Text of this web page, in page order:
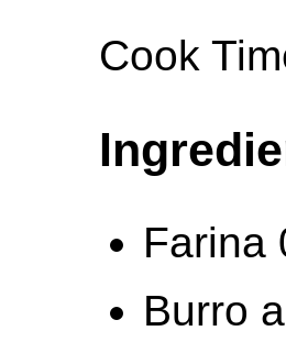
Cook
Farina
Burro